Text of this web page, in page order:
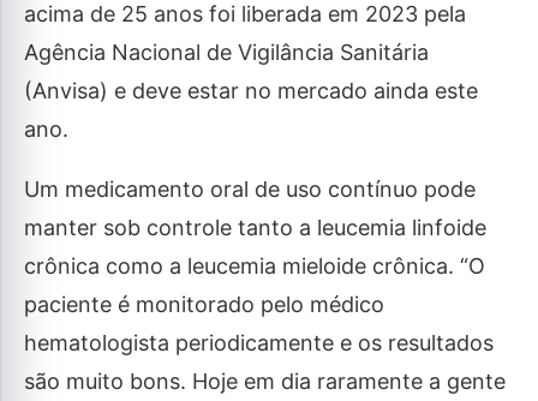
acima de 25 anos foi liberada em 2023 pela
Agência Nacional de Vigilância Sanitária
(Anvisa) e deve estar no mercado ainda este
ano.
Um medicamento oral de uso contínuo pode
manter sob controle tanto a leucemia linfoide
crônica como a leucemia mieloide crônica. “O
paciente é monitorado pelo médico
hematologista periodicamente e os resultados
são muito bons. Hoje em dia raramente a gente